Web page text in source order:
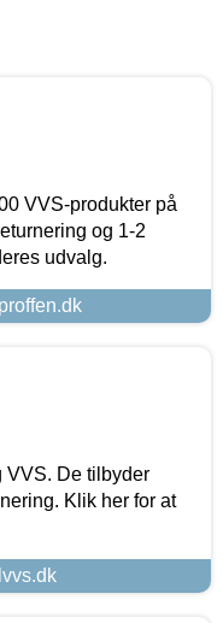
VVS-produkter på
og 1-2
udvalg.
VVS. De tilbyder
Klik her for at